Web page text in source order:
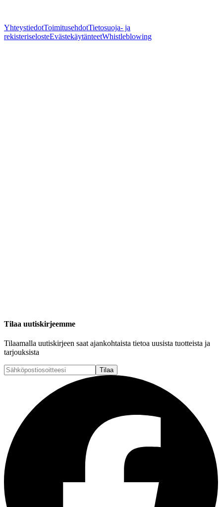
YhteystiedotToimitusehdotTietosuoja- ja
rekisteriselosteEvästekäytänteetWhistleblowing
Tilaa uutiskirjeemme
Tilaamalla uutiskirjeen saat ajankohtaista tietoa uusista tuotteista ja
tarjouksista
Tilaa